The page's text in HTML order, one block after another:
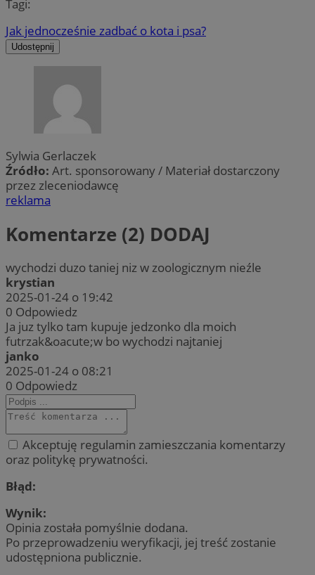
Tagi:
Jak jednocześnie zadbać o kota i psa?
Udostępnij
Sylwia Gerlaczek
Źródło: Art. sponsorowany / Materiał dostarczony
przez zleceniodawcę
reklama
Komentarze (2) DODAJ
wychodzi duzo taniej niz w zoologicznym nieźle
krystian
2025-01-24 o 19:42
0 Odpowiedz
Ja juz tylko tam kupuje jedzonko dla moich
futrzak&oacute;w bo wychodzi najtaniej
janko
2025-01-24 o 08:21
0 Odpowiedz
Akceptuję regulamin zamieszczania komentarzy
oraz politykę prywatności.
Błąd:
Wynik:
Opinia została pomyślnie dodana.
Po przeprowadzeniu weryfikacji, jej treść zostanie
udostępniona publicznie.